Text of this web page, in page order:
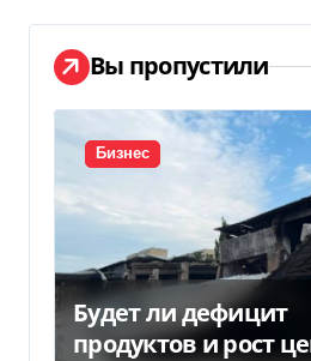
Вы пропустили
Бизнес
Будет ли дефицит
продуктов и рост